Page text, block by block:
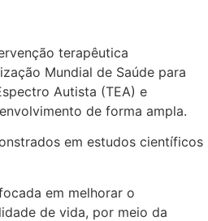
terapêutica
Mundial de Saúde para
Autista (TEA) e
de forma ampla.
em estudos científicos
em melhorar o
de vida, por meio da